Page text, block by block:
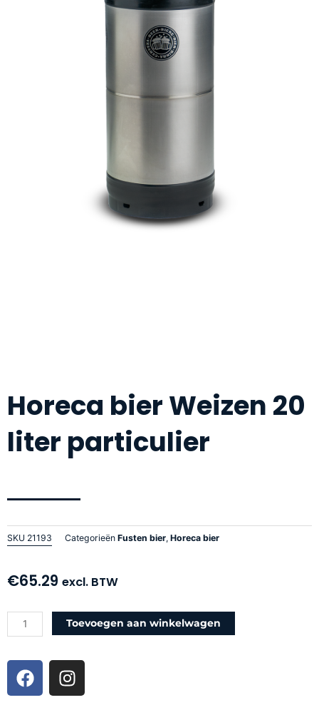
Horeca bier Weizen 20
liter particulier
SKU 21193 Categorieën Fusten bier, Horeca bier
€65.29 excl. BTW
Horeca
bier
20
liter
Toevoegen aan winkelwagen
F
a
I
n